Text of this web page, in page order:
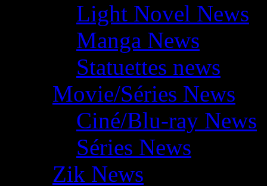
Light Novel News
Manga News
Statuettes news
Movie/Séries News
Ciné/Blu-ray News
Séries News
Zik News